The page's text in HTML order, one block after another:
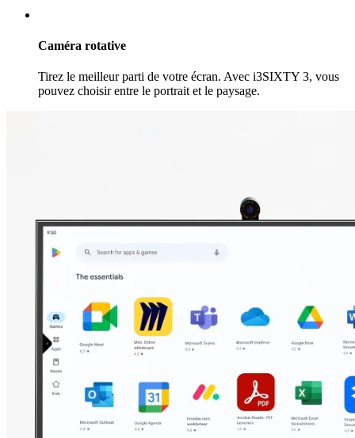
Caméra rotative
Tirez le meilleur parti de votre écran. Avec i3SIXTY 3, vous
pouvez choisir entre le portrait et le paysage.